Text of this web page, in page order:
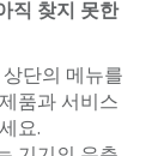
직 찾지 못한
단의 메뉴를
품과 서비스
요.